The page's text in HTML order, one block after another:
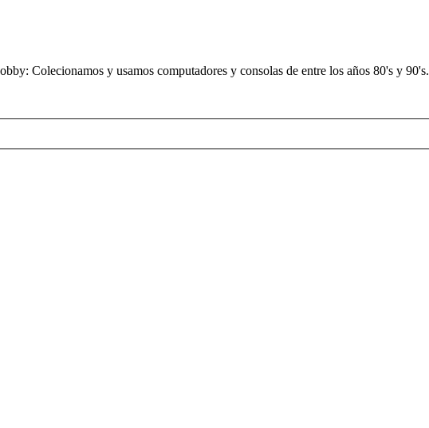
Colecionamos y usamos computadores y consolas de entre los años 80's y 90's.